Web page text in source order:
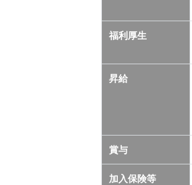
福利厚生
昇給
賞与
加入保険等